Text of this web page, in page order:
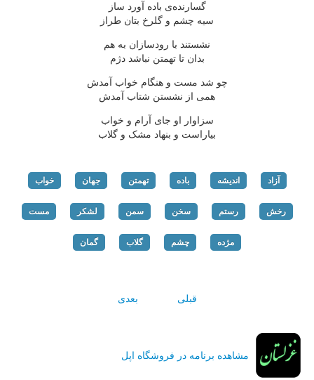
گسارنده‌ی باده آورد ساز
سیه چشم و گلرخ بتان طراز
نشستند با رودسازان به هم
بدان تا تهمتن نباشد دژم
چو شد مست و هنگام خواب آمدش
همی از نشستن شتاب آمدش
سزاوار او جای آرام و خواب
بیاراست و بنهاد مشک و گلاب
آزاد اندیشه باده تهمتن جهان خواب
رخش رستم سخن سمن لشکر مست
مژده چشم گلاب گمان
قبلی بعدی
مشاهده برنامه در فروشگاه اپل